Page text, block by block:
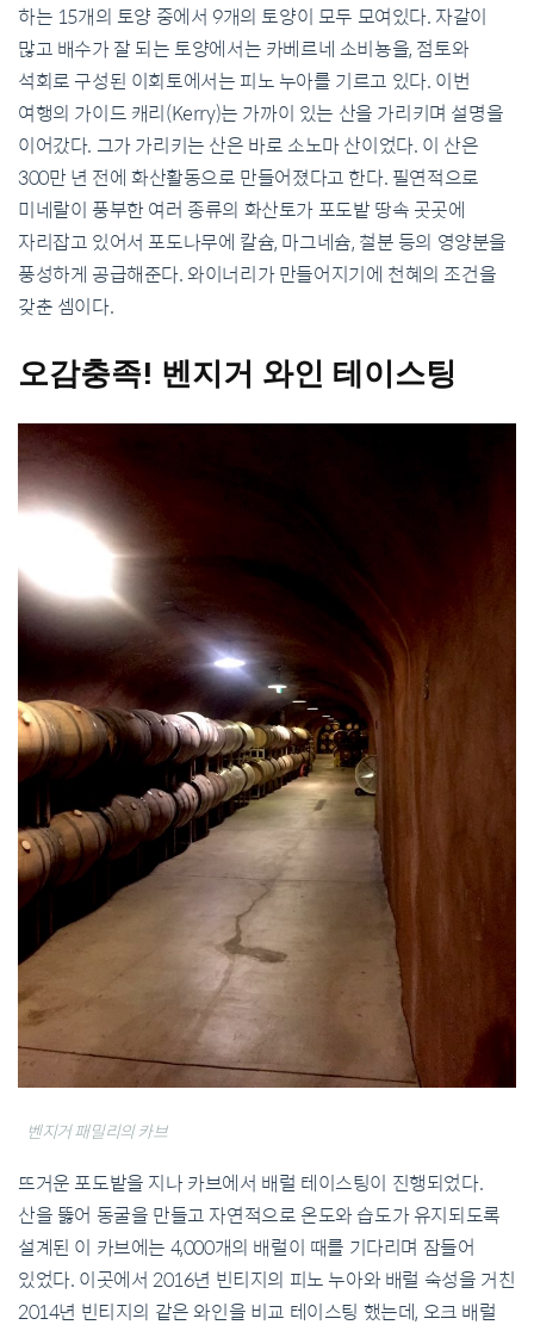
하는 15개의 토양 중에서 9개의 토양이 모두 모여있다. 자갈이
많고 배수가 잘 되는 토양에서는 카베르네 소비뇽을, 점토와
석회로 구성된 이회토에서는 피노 누아를 기르고 있다. 이번
여행의 가이드 캐리 (Kerry)는 가까이 있는 산을 가리키며 설명을
이어갔다. 그가 가리키는 산은 바로 소노마 산이었다. 이 산은
300만 년 전에 화산활동으로 만들어졌다고 한다. 필연적으로
미네랄이 풍부한 여러 종류의 화산토가 포도밭 땅속 곳곳에
자리잡고 있어서 포도나무에 칼슘, 마그네슘, 철분 등의 영양분을
풍성하게 공급해준다.와이너리가 만들어지기에 천혜의 조건을
갖춘 셈이다.
오감충족! 벤지거 와인 테이스팅
벤지거 패밀리의 카브
뜨거운 포도밭을 지나 카브에서 배럴 테이스팅이 진행되었다.
산을 뚫어 동굴을 만들고 자연적으로 온도와 습도가 유지되도록
설계된 이 카브에는 4,000개의 배럴이 때를 기다리며 잠들어
있었다. 이곳에서 2016년 빈티지의 피노 누아와 배럴 숙성을 거친
2014년 빈티지의 같은 와인을 비교 테이스팅 했는데, 오크 배럴